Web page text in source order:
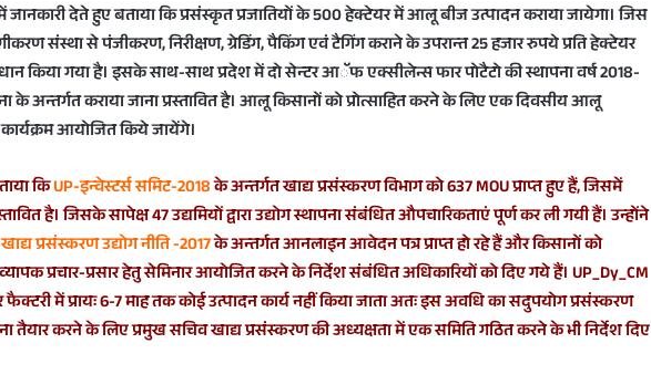
जानकारी देते हुए बताया कि प्रसंस्कृत प्रजातियों के 500 हेक्टेयर में आलू बीज उत्पादन कराया जायेगा। जिस
संस्था से पंजीकरण, निरीक्षण, ग्रेडिंग, पैकिंग एवं टैगिंग कराने के उपरान्त 25 हजार रुपये प्रति हेक्टेयर
किया गया है। इसके साथ-साथ प्रदेश में दो सेन्टर आॅॅफ एक्सीलेन्स फार पोटैटो की स्थापना वर्ष 2018-
के अन्तर्गत कराया जाना प्रस्तावित है। आलू किसानों को प्रोत्साहित करने के लिए एक दिवसीय आलू
आयोजित किये जायेंगे।
किUP-इन्वेस्टर्स समिट-2018के अन्तर्गत खाद्य प्रसंस्करण विभाग को 637 MOU प्राप्त हुए हैं, जिसमें
है। जिसके सापेक्ष 47 उद्यमियों द्वारा उद्योग स्थापना संबंधित औपचारिकताएं पूर्ण कर ली गयी हैं। उन्होंने
प्रसंस्करण उद्योग नीति -2017के अन्तर्गत आनलाइन आवेदन पत्र प्राप्त हो रहे हैं और किसानों को
प्रचार-प्रसार हेतु सेमिनार आयोजित करने के निर्देश संबंधित अधिकारियों को दिए गये हैं। UP_Dy_CM
में प्रायः 6-7 माह तक कोई उत्पादन कार्य नहीं किया जाता अतः इस अवधि का सदुपयोग प्रसंस्करण
तैयार करने के लिए प्रमुख सचिव खाद्य प्रसंस्करण की अध्यक्षता में एक समिति गठित करने के भी निर्देश दिए